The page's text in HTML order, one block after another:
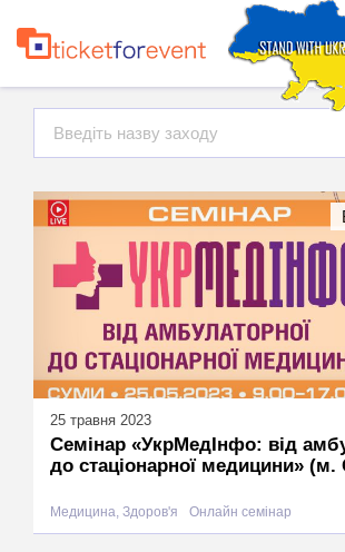
25 травня 2023
Семінар «УкрМедІнфо: від
до стаціонарної медицини»
Медицина, Здоров'я Онлайн семінар